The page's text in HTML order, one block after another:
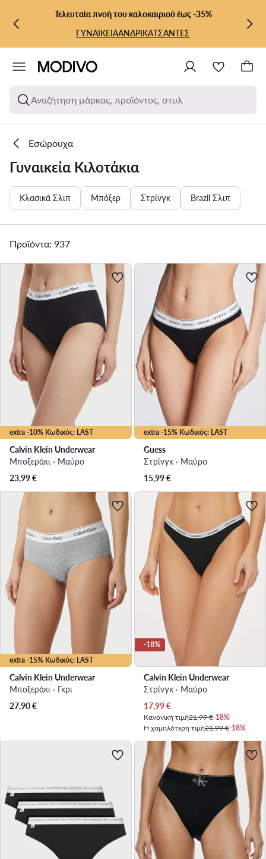
ΜΕΤΆΒΑΣΗ ΣΤΟ ΚΎΡΙΟ ΠΕΡΙΕΧΌΜΕΝΟ
ΜΕΤΆΒΑΣΗ ΣΤΗΝ ΑΝΑΖΉΤΗΣΗ
Τελευταία πνοή του καλοκαιριού έως -35%
ΓΥΝΑΙΚΕΙΑΑΝΔΡΙΚΑΤΣΑΝΤΕΣ
Αναζήτηση μάρκας, προϊόντος, στυλ
Εσώρουχα
Γυναικεία Κιλοτάκια
Κλασικά Σλιπ Μπόξερ Στρίνγκ Brazil Σλιπ
Προϊόντα: 937
extra -10% Κωδικός: LAST
Calvin Klein Underwear
Μποξεράκι · Μαύρο
23,99€
extra -15% Κωδικός: LAST
Guess
Στρίνγκ · Μαύρο
15,99€
extra -15% Κωδικός: LAST
Calvin Klein Underwear
Μποξεράκι · Γκρι
27,90€
-18%
Calvin Klein Underwear
Στρίνγκ · Μαύρο
Τρέχουσα τιμή
17,99€
Κανονική τιμή21,99 €-18%
Η χαμηλότερη τιμή21,99 €-18%